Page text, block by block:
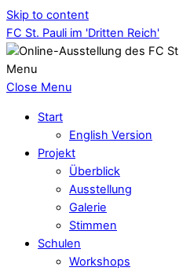
Skip to content
FC St. Pauli im 'Dritten Reich'
Menu
Close Menu
Start
English Version
Projekt
Überblick
Ausstellung
Galerie
Stimmen
Schulen
Workshops